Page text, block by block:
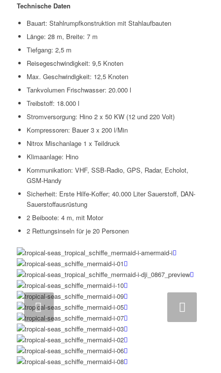
Technische Daten
Bauart: Stahlrumpfkonstruktion mit Stahlaufbauten
Länge: 28 m, Breite: 7 m
Tiefgang: 2,5 m
Reisegeschwindigkeit: 9,5 Knoten
Max. Geschwindigkeit: 12,5 Knoten
Tankvolumen Frischwasser: 20.000 l
Treibstoff: 18.000 l
Stromversorgung: Hino 2 x 50 KW (12 und 220 Volt)
Kompressoren: Bauer 3 x 200 l/Min
Nitrox Mischanlage 1 x Teildruck
Klimaanlage: Hino
Kommunikation: VHF, SSB-Radio, GPS, Radar, Echolot,
GSM-Handy
Sicherheit: Erste Hilfe-Koffer; 40.000 Liter Sauerstoff, DAN-
Sauerstoffausrüstung
2 Beiboote: 4 m, mit Motor
2 Rettungsinseln für je 20 Personen
Weiter